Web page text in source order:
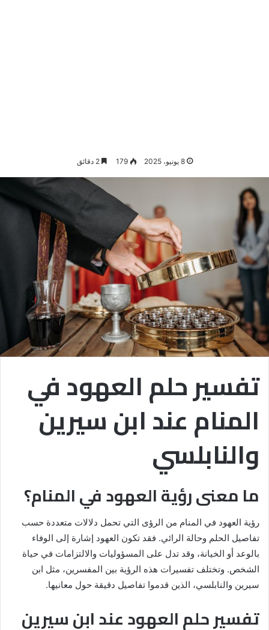
8 يونيو، 2025 179 2 دقائق
تفسير حلم العهود في
المنام عند ابن سيرين
والنابلسي
ما معنى رؤية العهود في المنام؟
رؤية العهود في المنام من الرؤى التي تحمل دلالات متعددة حسب
تفاصيل الحلم وحالة الرائي. فقد تكون العهود إشارة إلى الوفاء
بالوعد أو الخيانة، وقد تدل على المسؤوليات والالتزامات في حياة
الشخص. وتختلف تفسيرات هذه الرؤية بين المفسرين، مثل ابن
سيرين والنابلسي، الذين قدموا تفاصيل دقيقة حول معانيها.
تفسير حلم العهود عند ابن سيرين